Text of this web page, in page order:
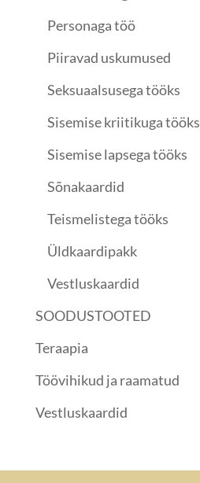
Personaga töö
Piiravad uskumused
Seksuaalsusega tööks
Sisemise kriitikuga tööks
Sisemise lapsega tööks
Sõnakaardid
Teismelistega tööks
Üldkaardipakk
Vestluskaardid
SOODUSTOOTED
Teraapia
Töövihikud ja raamatud
Vestluskaardid